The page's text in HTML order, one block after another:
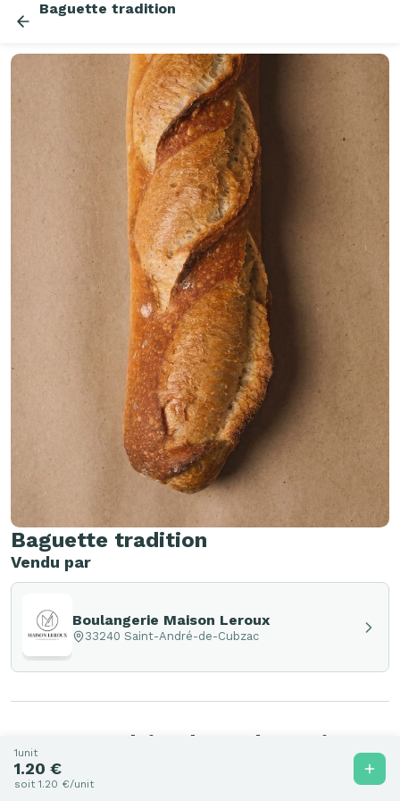
Baguette tradition
Baguette tradition
Vendu par
Boulangerie Maison Leroux
33240 Saint-André-de-Cubzac
Autres produits de Boulangerie
Maison Leroux
1unit
1.20 €
soit 1.20 €/unit